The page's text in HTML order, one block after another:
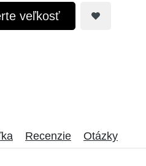
veľkosť
Recenzie Otázky